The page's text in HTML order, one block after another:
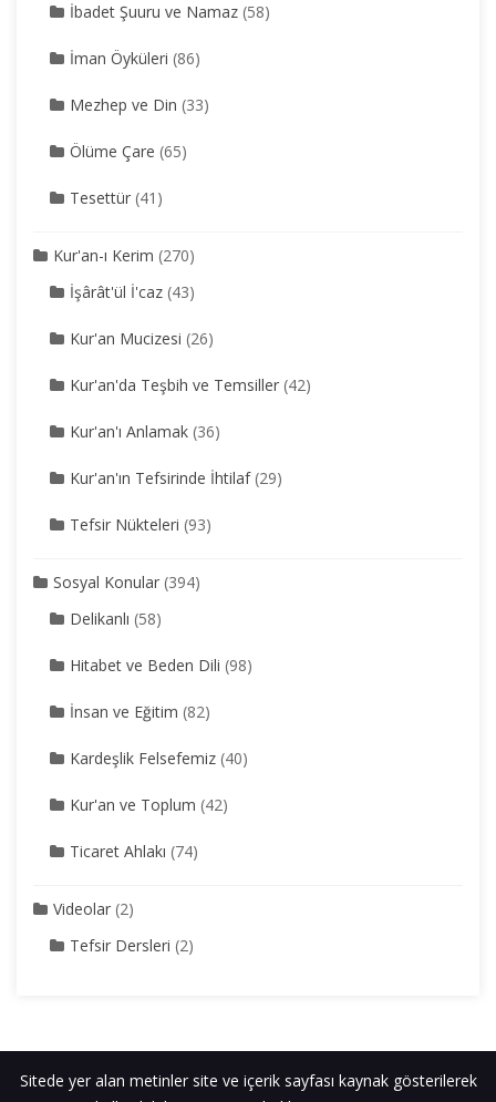
İbadet Şuuru ve Namaz (58)
İman Öyküleri (86)
Mezhep ve Din (33)
Ölüme Çare (65)
Tesettür (41)
Kur'an-ı Kerim (270)
İşârât'ül İ'caz (43)
Kur'an Mucizesi (26)
Kur'an'da Teşbih ve Temsiller (42)
Kur'an'ı Anlamak (36)
Kur'an'ın Tefsirinde İhtilaf(29)
Tefsir Nükteleri (93)
Sosyal Konular (394)
Delikanlı (58)
Hitabet ve Beden Dili (98)
İnsan ve Eğitim (82)
Kardeşlik Felsefemiz (40)
Kur'an ve Toplum (42)
Ticaret Ahlakı (74)
Videolar (2)
Tefsir Dersleri (2)
Sitede yer alan metinler site ve içerik sayfası kaynak gösterilerek